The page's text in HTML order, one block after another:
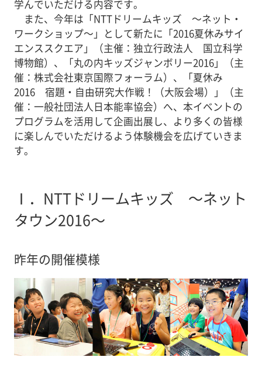
学んでいただける内容です。
また、今年は「NTTドリームキッズ ～ネット・
ワークショップ～」として新たに「2016夏休みサイ
エンススクエア」（主催：独立行政法人 国立科学
博物館）、「丸の内キッズジャンボリー2016」（主
催：株式会社東京国際フォーラム）、「夏休み
2016 宿題・自由研究大作戦！（大阪会場）」（主
催：一般社団法人日本能率協会）へ、本イベントの
プログラムを活用して企画出展し、より多くの皆様
に楽しんでいただけるよう体験機会を広げていきま
す。
Ⅰ． NTTドリームキッズ ～ネット
タウン2016～
昨年の開催模様